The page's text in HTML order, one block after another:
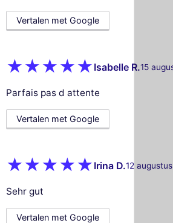
Vertalen met Google
Isabelle R.15
Parfais pas d attente
Vertalen met Google
Irina D.12
Sehr gut
Vertalen met Google